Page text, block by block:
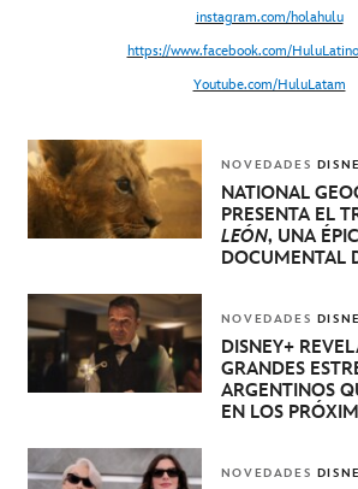
instagram.com/holahulu
https://www.facebook.com/
Youtube.com/HuluLatam
NOVEDADES
NATIONAL
PRESENTA EL
LEÓN, UNA
DOCUMENTAL
DE UN
HASTA QUE SE
REY
NOVEDADES
DISNEY+
GRANDES
ARGENTINOS
EN LOS
NOVEDADES